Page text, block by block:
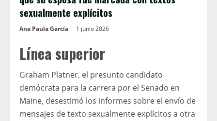
sexualmente explícitos
Ana Paula García 1 junio 2026
Línea superior
Graham Platner, el presunto candidato
demócrata para la carrera por el Senado en
Maine, desestimó los informes sobre el envío de
mensajes de texto sexualmente explícitos a otra